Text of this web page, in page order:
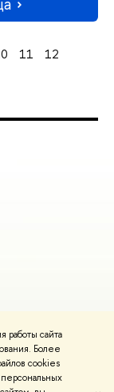
работы сайта
Более
cookies
11
12